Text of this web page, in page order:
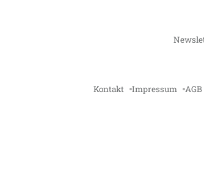
Kontakt Impressum AGB